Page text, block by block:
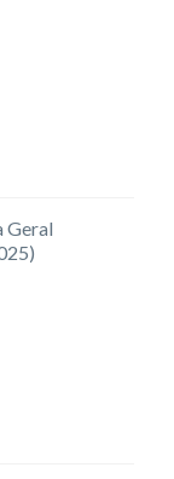
Geral